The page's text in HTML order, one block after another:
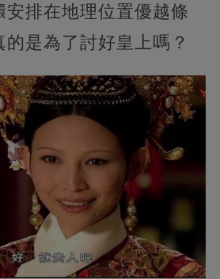
安排在地理位置優越條
是為了討好皇上嗎？